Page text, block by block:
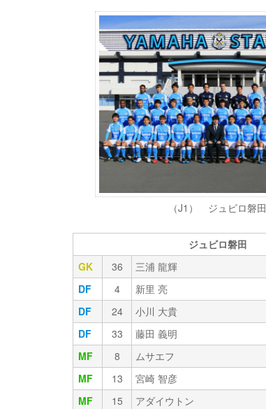
（J1） ジュビロ磐田
ジュビロ磐田
GK
36 三浦 龍輝
DF
4 新里 亮
DF
24 小川 大貴
DF
33 藤田 義明
MF
8 ムサエフ
MF
13 宮崎 智彦
MF
15 アダイウトン